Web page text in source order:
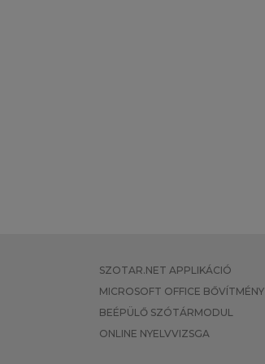
SZOTAR.NET APPLIKÁCIÓ
MICROSOFT OFFICE BŐVÍTMÉNY
BEÉPÜLŐ SZÓTÁRMODUL
ONLINE NYELVVIZSGA